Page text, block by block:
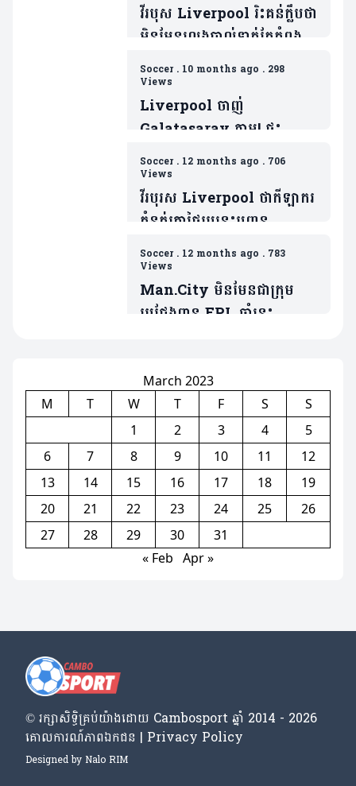
វីរបុស Liverpool រិះគន់ក្លឹបថា
មិនមែនលេងបាល់ទាត់តែកំពុង
លេងកីឡាមួយនេះ
វិញ(មាន១វីដេអូ)
Soccer. 10 months ago . 298
Views
Liverpool ចាញ់
Galatasaray ភ្លាម! ផ្ទុះ
ការរិះគន់លើតារាឆ្នើមម្នាក់
ក្រោយប៉ះបាល់បានតែ៤ដងគត់
Soccer. 12 months ago . 706
Views
វីរបុរស Liverpool ថាកីឡាករ
កំនត់ត្រាថ្លៃរូបនេះបញ្ចូន
បាល់ភាគច្រើនទៅគូបដិបក្សជាង
មិត្តរួមក្រុម(ម
Soccer. 12 months ago . 783
Views
Man.City មិនមែនជាក្រុម
ប្រជែងពាន EPL ឆ្នាំនេះ
March 2023
M
T W T F S
S
1
2 3 4
5
6
7 8 9 10 11
12
13
14 15 16 17 18
19
20
21 22 23 24 25
26
27
28 29 30
31
« Feb Apr »
© រក្សា​សិទ្ធិ​គ្រប់​យ៉ាង​ដោយ​ Cambosport ឆ្នាំ 2014 - 2026
គោលការណ៍​ភាព​ឯកជន | Privacy Policy
Designed by Nalo RIM